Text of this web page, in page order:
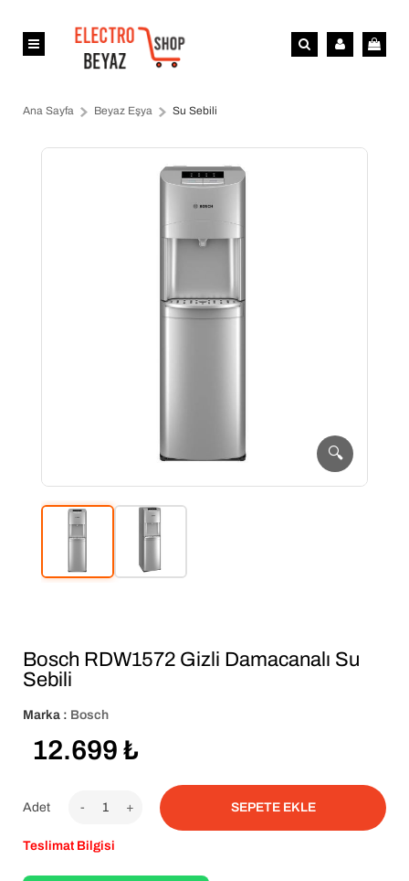
Ana Sayfa Beyaz Eşya Su Sebili
🔍
Bosch RDW1572 Gizli Damacanalı Su
Sebili
Marka : Bosch
12.699 ₺
Adet +
-
Teslimat Bilgisi